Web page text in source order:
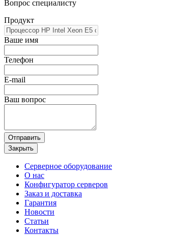
Вопрос специалисту
Продукт
Ваше имя
Телефон
E-mail
Ваш вопрос
Отправить
Закрыть
Серверное оборудование
О нас
Конфигуратор серверов
Заказ и доставка
Гарантия
Новости
Статьи
Контакты